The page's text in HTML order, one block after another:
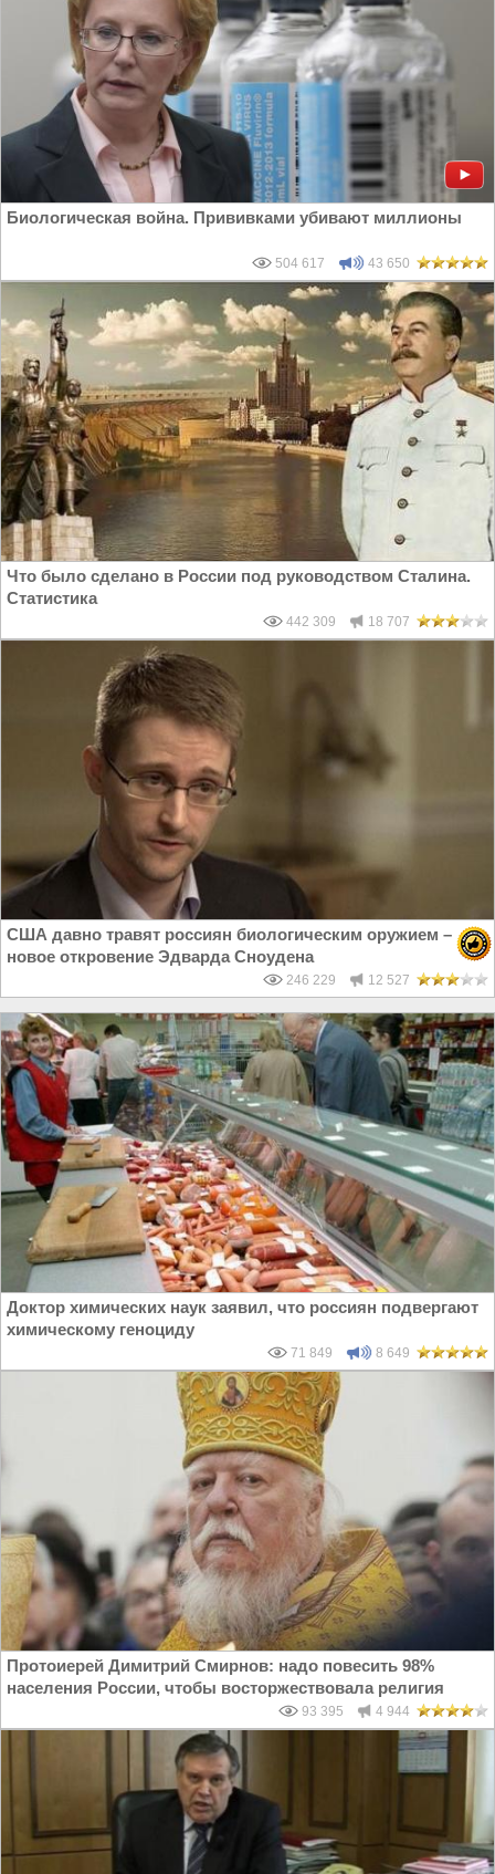
Биологическая война. Прививками убивают миллионы
504 617 43 650
Что было сделано в России под руководством Сталина.
Статистика
442 309 18 707
США давно травят россиян биологическим оружием –
новое откровение Эдварда Сноудена
246 229 12 527
Доктор химических наук заявил, что россиян подвергают
химическому геноциду
71 849 8 649
Протоиерей Димитрий Смирнов: надо повесить 98%
населения России, чтобы восторжествовала религия
93 395 4 944